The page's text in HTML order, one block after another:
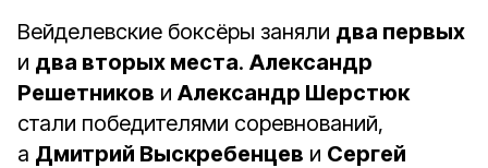
Вейделевские боксёры заняли два первых
и два вторых места. Александр
Решетников и Александр Шерстюк
стали победителями соревнований,
а Дмитрий Выскребенцев и Сергей